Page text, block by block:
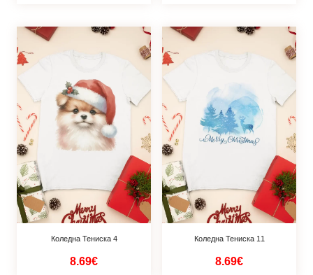
Коледна Тениска 4
8.69€
Коледна Тениска 11
8.69€